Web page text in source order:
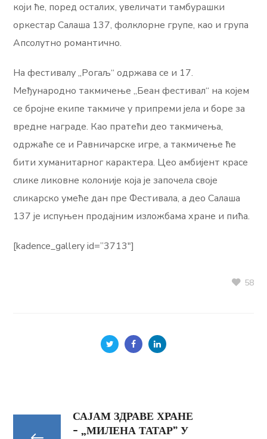
који ће, поред осталих, увеличати тамбурашки
оркестар Салаша 137, фолклорне групе, као и група
Апсолутно романтично.
На фестивалу „Рогаљ“ одржава се и 17.
Међународно такмичење „Беан фестивал“ на којем
се бројне екипе такмиче у припреми јела и боре за
вредне награде. Као пратећи део такмичења,
одржаће се и Равничарске игре, а такмичење ће
бити хуманитарног карактера. Цео амбијент красе
слике ликовне колоније која је започела своје
сликарско умеће дан пре Фестивала, а део Салаша
137 је испуњен продајним изложбама хране и пића.
[kadence_gallery id=”3713″]
58
САЈАМ ЗДРАВЕ ХРАНЕ
– „МИЛЕНА ТАТАР” У